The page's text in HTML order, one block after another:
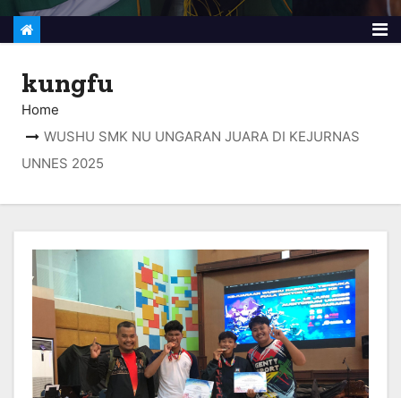
kungfu
Home
WUSHU SMK NU UNGARAN JUARA DI KEJURNAS
UNNES 2025